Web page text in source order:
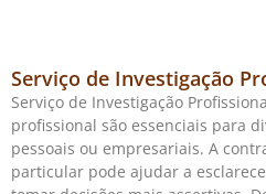
Serviço de Investigação
Serviço de Investigação
profissional são essenciais para
pessoais ou empresariais. A
particular pode ajudar a